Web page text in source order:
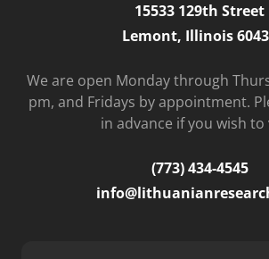
15533 129th Street
Lemont, Illinois
We are open Monday through
pm, and Fridays by appointment.
in advance if you wish to
(773) 434-4545